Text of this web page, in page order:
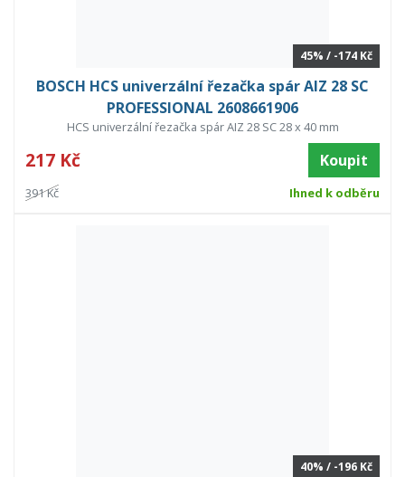
45% / -174 Kč
BOSCH HCS univerzální řezačka spár AIZ 28 SC
PROFESSIONAL 2608661906
HCS univerzální řezačka spár AIZ 28 SC 28 x 40 mm
217 Kč Koupit
391 Kč Ihned k odběru
40% / -196 Kč